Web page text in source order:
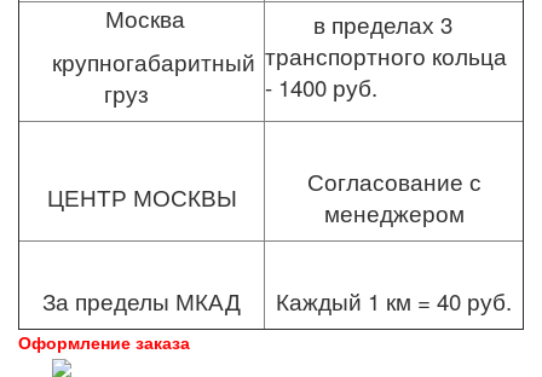
Москва
крупногабаритный
груз
в пределах 3
транспортного кольца
- 1400 руб.
ЦЕНТР МОСКВЫ
Согласование с
менеджером
За пределы МКАД Каждый 1 км = 40 руб.
Оформление заказа